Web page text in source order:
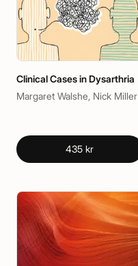
Clinical Cases in Dysarthria
Margaret Walshe, Nick Miller
435 kr